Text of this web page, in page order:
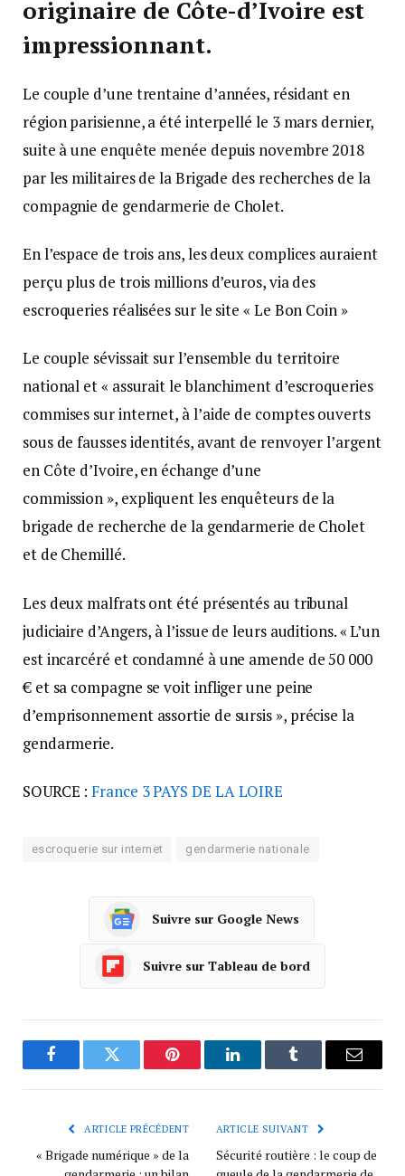
originaire de Côte-d’Ivoire est
impressionnant.
Le couple d’une trentaine d’années, résidant en
région parisienne, a été interpellé le 3 mars dernier,
suite à une enquête menée depuis novembre 2018
par les militaires de la Brigade des recherches de la
compagnie de gendarmerie de Cholet.
En l’espace de trois ans, les deux complices auraient
perçu plus de trois millions d’euros, via des
escroqueries réalisées sur le site « Le Bon Coin »
Le couple sévissait sur l’ensemble du territoire
national et « assurait le blanchiment d’escroqueries
commises sur internet, à l’aide de comptes ouverts
sous de fausses identités, avant de renvoyer l’argent
en Côte d’Ivoire, en échange d’une
commission », expliquent les enquêteurs de la
brigade de recherche de la gendarmerie de Cholet
et de Chemillé.
Les deux malfrats ont été présentés au tribunal
judiciaire d’Angers, à l’issue de leurs auditions. « L’un
est incarcéré et condamné à une amende de 50 000
€ et sa compagne se voit infliger une peine
d’emprisonnement assortie de sursis », précise la
gendarmerie.
SOURCE :France 3 PAYS DE LA LOIRE
escroquerie sur internet gendarmerie nationale
Suivre sur Google News
Suivre sur Tableau de bord
FacebookTwitter Pinterest LinkedInTumblr
ARTICLE PRÉCÉDENT
« Brigade numérique » de la
ARTICLE SUIVANT
Sécurité routière : le coup de